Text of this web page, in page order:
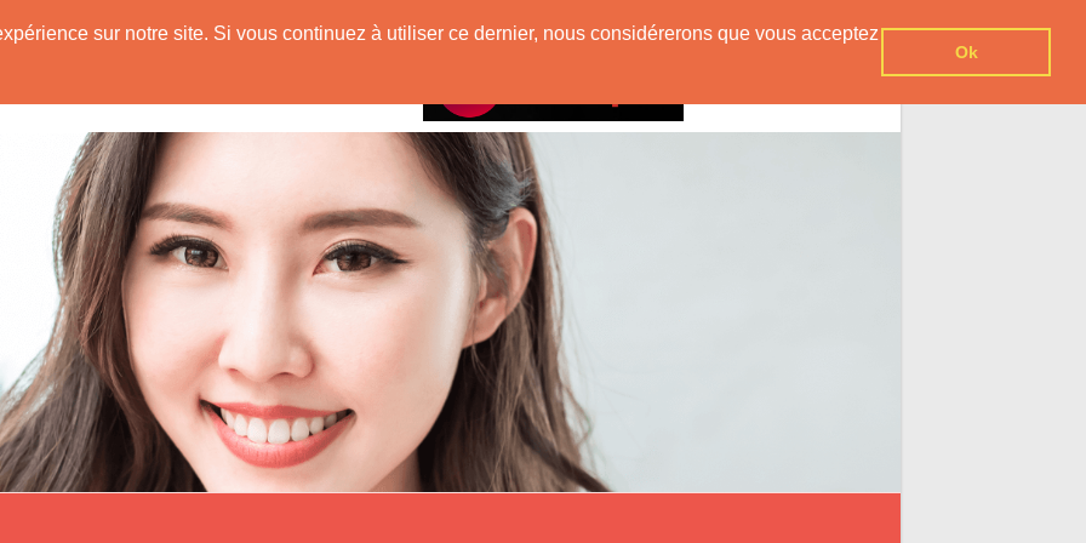
sur notre site. Si vous continuez à utiliser ce dernier, nous considérerons que vous acceptez
Ok
Originaire de Chine !